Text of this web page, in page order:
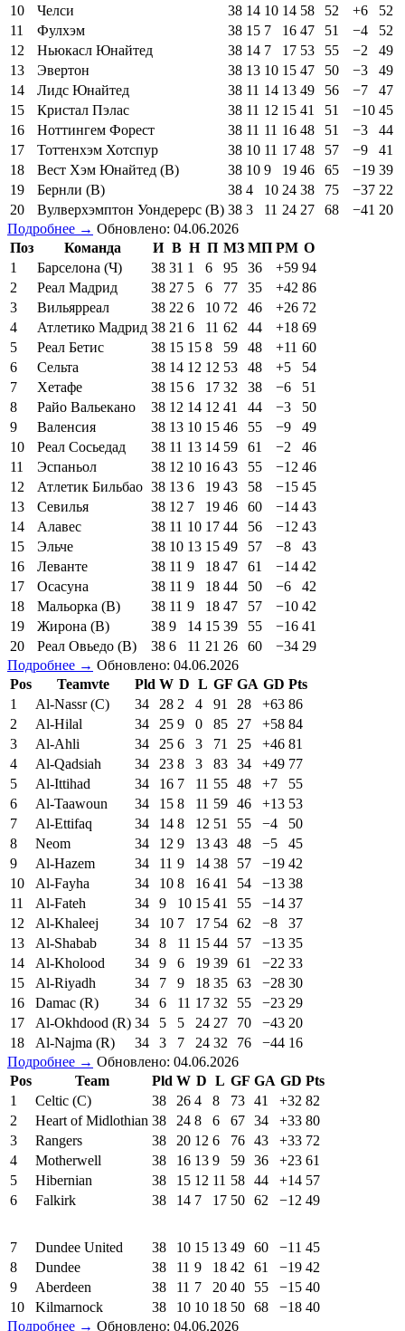
10
Челси 38 14 10 14 58 52 +6
52
11
Фулхэм 38 15 7 16 47 51 −4
52
12
Ньюкасл Юнайтед 38 14 7 17 53 55 −2
49
13
Эвертон 38 13 10 15 47 50 −3
49
14
Лидс Юнайтед 38 11 14 13 49 56 −7
47
15
Кристал Пэлас 38 11 12 15 41 51 −10 45
16
Ноттингем Форест 38 11 11 16 48 51 −3
44
17
Тоттенхэм Хотспур 38 10 11 17 48 57 −9
41
18
Вест Хэм Юнайтед (В) 38 10 9 19 46 65 −19 39
19
Бернли (В) 38 4 10 24 38 75 −37 22
20
Вулверхэмптон Уондерерс (В) 38 3 11 24 27 68 −41 20
Подробнее → Обновлено: 04.06.2026
Поз
Команда И В Н П МЗ МП РМ О
1
Барселона (Ч) 38 31 1 6 95 36 +59 94
2
Реал Мадрид 38 27 5 6 77 35 +42 86
3
Вильярреал 38 22 6 10 72 46 +26 72
4
Атлетико Мадрид 38 21 6 11 62 44 +18 69
5
Реал Бетис 38 15 15 8 59 48 +11 60
6
Сельта 38 14 12 12 53 48 +5
54
7
Хетафе 38 15 6 17 32 38 −6
51
8
Райо Вальекано 38 12 14 12 41 44 −3
50
9
Валенсия 38 13 10 15 46 55 −9
49
10
Реал Сосьедад 38 11 13 14 59 61 −2
46
11
Эспаньол 38 12 10 16 43 55 −12 46
12
Атлетик Бильбао 38 13 6 19 43 58 −15 45
13
Севилья 38 12 7 19 46 60 −14 43
14
Алавес 38 11 10 17 44 56 −12 43
15
Эльче 38 10 13 15 49 57 −8
43
16
Леванте 38 11 9 18 47 61 −14 42
17
Осасуна 38 11 9 18 44 50 −6
42
18
Мальорка (В) 38 11 9 18 47 57 −10 42
19
Жирона (В) 38 9 14 15 39 55 −16 41
20
Реал Овьедо (В) 38 6 11 21 26 60 −34 29
Подробнее → Обновлено: 04.06.2026
Pos
Teamvte Pld W D L GF GA GD Pts
1
Al-Nassr (C) 34 28 2 4 91 28 +63 86
2
Al-Hilal 34 25 9 0 85 27 +58 84
3
Al-Ahli 34 25 6 3 71 25 +46 81
4
Al-Qadsiah 34 23 8 3 83 34 +49 77
5
Al-Ittihad 34 16 7 11 55 48 +7
55
6
Al-Taawoun 34 15 8 11 59 46 +13 53
7
Al-Ettifaq 34 14 8 12 51 55 −4
50
8
Neom 34 12 9 13 43 48 −5
45
9
Al-Hazem 34 11 9 14 38 57 −19 42
10
Al-Fayha 34 10 8 16 41 54 −13 38
11
Al-Fateh 34 9 10 15 41 55 −14 37
12
Al-Khaleej 34 10 7 17 54 62 −8
37
13
Al-Shabab 34 8 11 15 44 57 −13 35
14
Al-Kholood 34 9 6 19 39 61 −22 33
15
Al-Riyadh 34 7 9 18 35 63 −28 30
16
Damac (R) 34 6 11 17 32 55 −23 29
17
Al-Okhdood (R) 34 5 5 24 27 70 −43 20
18
Al-Najma (R) 34 3 7 24 32 76 −44 16
Подробнее → Обновлено: 04.06.2026
Pos
Team Pld W D L GF GA GD Pts
1
Celtic (C) 38 26 4 8 73 41 +32 82
2
Heart of Midlothian 38 24 8 6 67 34 +33 80
3
Rangers 38 20 12 6 76 43 +33 72
4
Motherwell 38 16 13 9 59 36 +23 61
5
Hibernian 38 15 12 11 58 44 +14 57
6
Falkirk 38 14 7 17 50 62 −12 49
7 Dundee United 38 10 15 13 49 60 −11 45
8
Dundee 38 11 9 18 42 61 −19 42
9
Aberdeen 38 11 7 20 40 55 −15 40
10
Kilmarnock 38 10 10 18 50 68 −18 40
Подробнее → Обновлено: 04.06.2026